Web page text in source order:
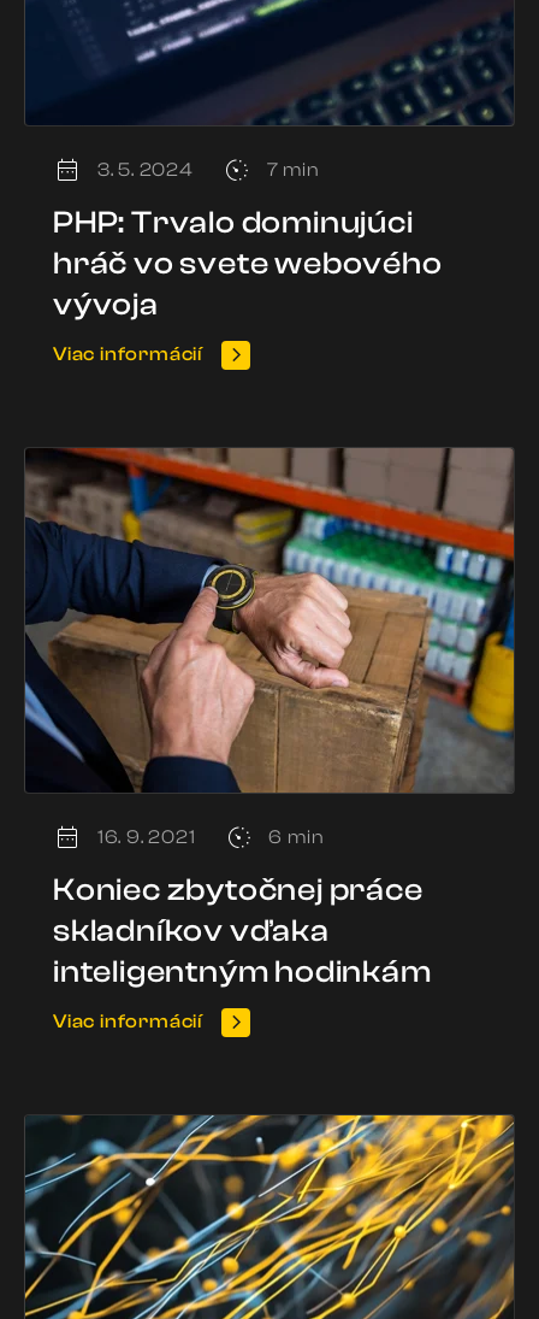
3. 5. 2024 7 min
PHP: Trvalo dominujúci
hráč vo svete webového
vývoja
Viac informácií
16. 9. 2021 6 min
Koniec zbytočnej práce
skladníkov vďaka
inteligentným hodinkám
Viac informácií